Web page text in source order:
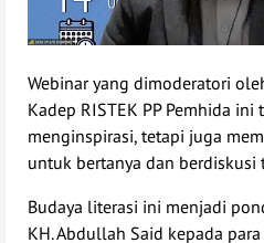
Webinar yang dimoderatori
Kadep RISTEK PP Pemhida
menginspirasi, tetapi juga
untuk bertanya dan
Budaya literasi ini menjadi
KH. Abdullah Said kepada